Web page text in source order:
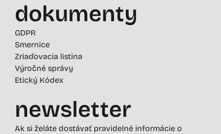
dokumenty
GDPR
Smernice
Zriaďovacia listina
Výročné správy
Etický Kódex
newsletter
Ak si želáte dostávať pravidelné informácie o